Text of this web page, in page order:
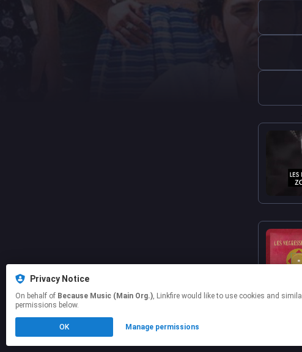
Privacy Notice
On behalf of Because Music (Main Org.), Linkfire would like to use cookies and similar technologies to personalize your experiences on our sites and to advertise on other sites. For more information and additional choices click manage
permissions below.
OK Manage permissions